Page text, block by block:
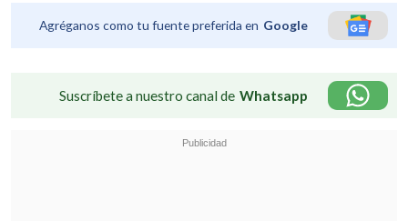
Agréganos como tu fuente preferida en Google
Suscríbete a nuestro canal de Whatsapp